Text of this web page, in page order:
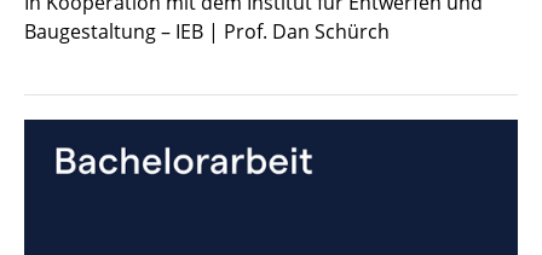
Baugestaltung – IEB | Prof. Dan Schürch